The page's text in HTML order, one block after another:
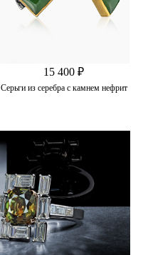
15 400 ₽
Серьги из серебра с камнем нефрит